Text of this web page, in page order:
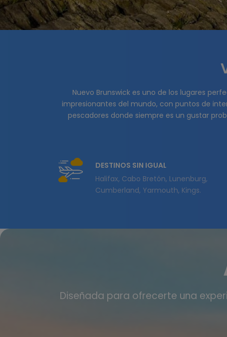
Nuevo Brunswick es uno de los lugares
impresionantes del mundo, con puntos de
pescadores donde siempre es un gustar
DESTINOS SIN IGUAL
Halifax, Cabo Bretón, Lunenburg,
Cumberland, Yarmouth, Kings.
Diseñada para ofrecerte una